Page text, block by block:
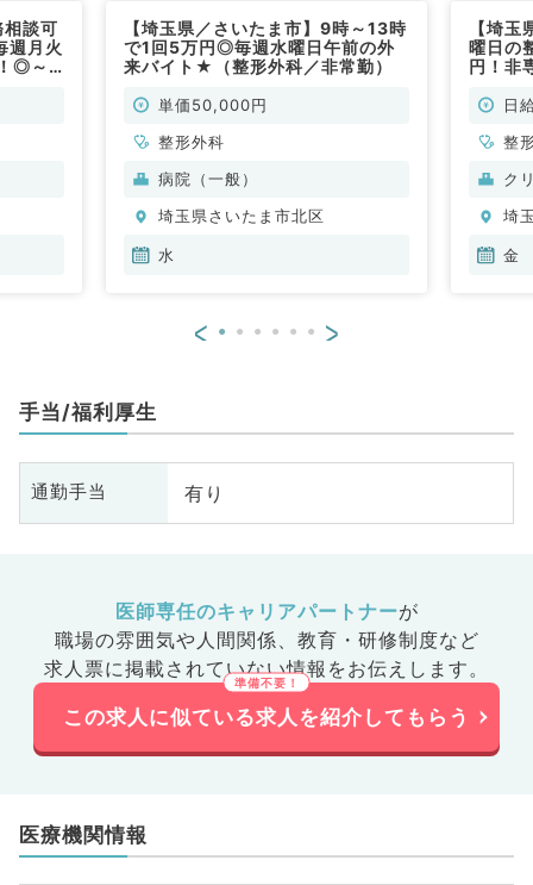
談可
月火
◎～
【埼玉県／さいたま市】9時～13時
で1回5万円◎毎週水曜日午前の外
来バイト★（整形外科／非常勤）
単価50,000円
整形外科
病院（一般）
埼玉県さいたま市北区
水
【埼
曜日の
円！非
日
整
ク
埼
金
< >
手当/福利厚生
通勤手当 有り
医師専任のキャリアパートナーが
職場の雰囲気や人間関係、 教育・研修制度など
求人票に掲載されていない情報をお伝えします。
この求人に似ている求人を紹介してもらう
医療機関情報